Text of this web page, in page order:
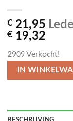
€ 21,95
€ 19,32
2909Verkocht!
IN
BESCHRIJVING